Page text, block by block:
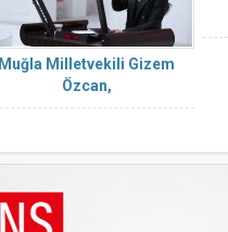
Muğla Milletvekili Gizem
Özcan,